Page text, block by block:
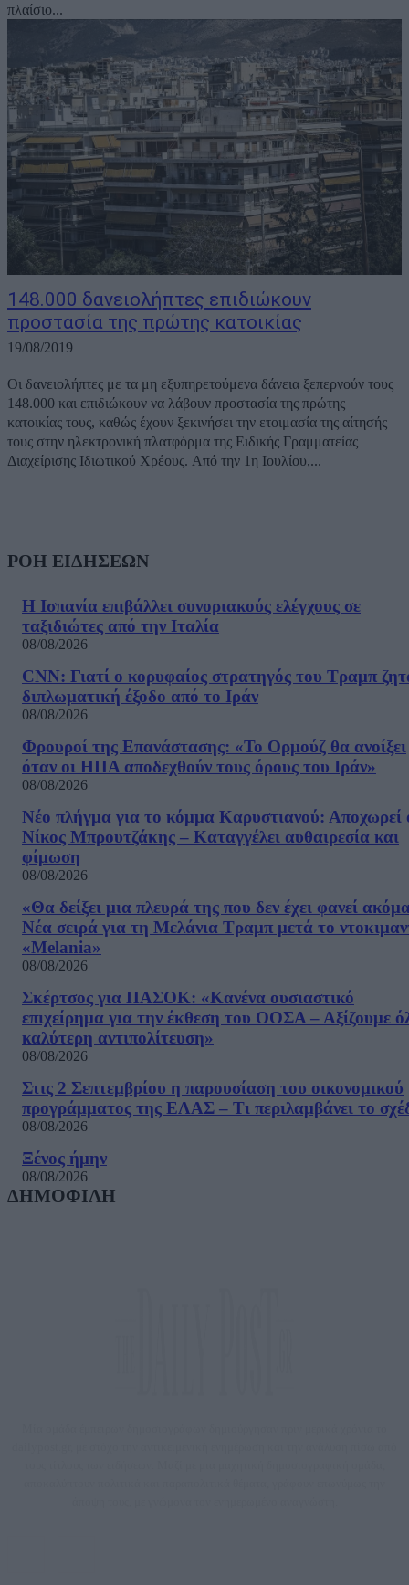
πλαίσιο...
148.000 δανειολήπτες επιδιώκουν
προστασία της πρώτης κατοικίας
19/08/2019
Oι δανειολήπτες με τα μη εξυπηρετούμενα δάνεια ξεπερνούν τους
148.000 και επιδιώκουν να λάβουν προστασία της πρώτης
κατοικίας τους, καθώς έχουν ξεκινήσει την ετοιμασία της αίτησής
τους στην ηλεκτρονική πλατφόρμα της Ειδικής Γραμματείας
Διαχείρισης Ιδιωτικού Χρέους. Από την 1η Ιουλίου,...
ΡΟΗ ΕΙΔΗΣΕΩΝ
Η Ισπανία επιβάλλει συνοριακούς ελέγχους σε
ταξιδιώτες από την Ιταλία
08/08/2026
CNN: Γιατί ο κορυφαίος στρατηγός του Τραμπ
διπλωματική έξοδο από το Ιράν
08/08/2026
Φρουροί της Επανάστασης: «Το Ορμούζ θα ανοίξει
όταν οι ΗΠΑ αποδεχθούν τους όρους του Ιράν»
08/08/2026
Νέο πλήγμα για το κόμμα Καρυστιανού: Αποχωρεί
Νίκος Μπρουτζάκης – Καταγγέλει αυθαιρεσία και
φίμωση
08/08/2026
«Θα δείξει μια πλευρά της που δεν έχει φανεί
Νέα σειρά για τη Μελάνια Τραμπ μετά το
«Melania»
08/08/2026
Σκέρτσος για ΠΑΣΟΚ: «Κανένα ουσιαστικό
επιχείρημα για την έκθεση του ΟΟΣΑ – Αξίζουμε
καλύτερη αντιπολίτευση»
08/08/2026
Στις 2 Σεπτεμβρίου η παρουσίαση του οικονομικού
προγράμματος της ΕΛΑΣ – Τι περιλαμβάνει το
08/08/2026
Ξένος ήμην
08/08/2026
ΔΗΜΟΦΙΛΗ